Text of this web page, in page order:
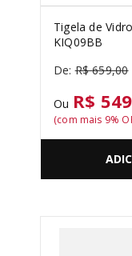
Tigela de
KIQ09BB
R$ 659,00
Ou R$
(com mais 9%